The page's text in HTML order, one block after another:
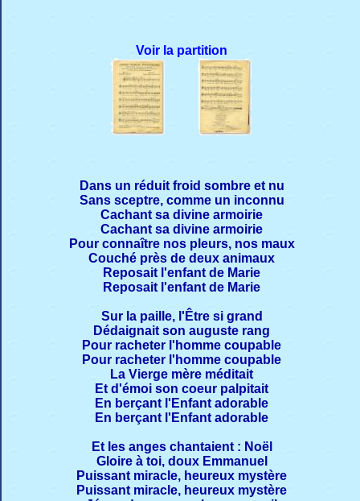
Voir la partition
Dans un réduit froid sombre et nu
Sans sceptre, comme un inconnu
Cachant sa divine armoirie
Cachant sa divine armoirie
Pour connaître nos pleurs, nos maux
Couché près de deux animaux
Reposait l'enfant de Marie
Reposait l'enfant de Marie
Sur la paille, l'Être si grand
Dédaignait son auguste rang
Pour racheter l'homme coupable
Pour racheter l'homme coupable
La Vierge mère méditait
Et d'émoi son coeur palpitait
En berçant l'Enfant adorable
En berçant l'Enfant adorable
Et les anges chantaient : Noël
Gloire à toi, doux Emmanuel
Puissant miracle, heureux mystère
Puissant miracle, heureux mystère